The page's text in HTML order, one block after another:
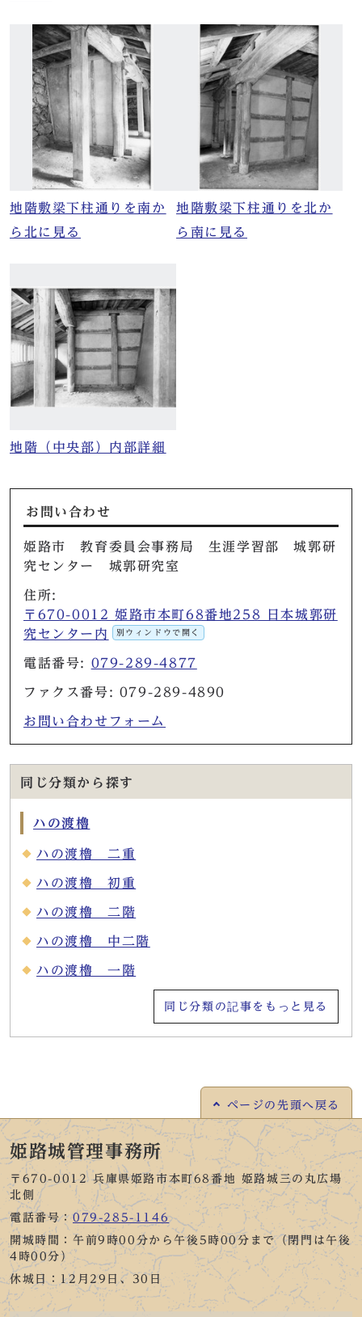
地階敷梁下柱通りを南か
ら北に見る
地階敷梁下柱通りを北か
ら南に見る
地階（中央部）内部詳細
お問い合わせ
姫路市 教育委員会事務局 生涯学習部 城郭研
究センター 城郭研究室
住所:
〒670-0012 姫路市本町68番地258 日本城郭研
究センター内
別ウィンドウで開く
電話番号: 079-289-4877
ファクス番号: 079-289-4890
お問い合わせフォーム
同じ分類から探す
ハの渡櫓
ハの渡櫓 二重
ハの渡櫓 初重
ハの渡櫓 二階
ハの渡櫓 中二階
ハの渡櫓 一階
同じ分類の記事をもっと見る
ページの 先頭へ戻る
姫路城管理事務所
〒670-0012 兵庫県姫路市本町68番地 姫路城三の丸広場
北側
電話番号：079-285-1146
開城時間：午前9時00分から午後5時00分まで（閉門は午後
4時00分）
休城日：12月29日、30日